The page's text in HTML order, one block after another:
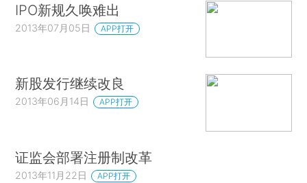
IPO新规久唤难出
2013年07月05日 APP打开
新股发行继续改良
2013年06月14日 APP打开
证监会部署注册制改革
2013年11月22日 APP打开